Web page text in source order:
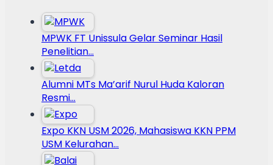
MPWK FT Unissula Gelar Seminar Hasil
Penelitian…
Alumni MTs Ma’arif Nurul Huda Kaloran
Resmi…
Expo KKN USM 2026, Mahasiswa KKN PPM
USM Kelurahan…